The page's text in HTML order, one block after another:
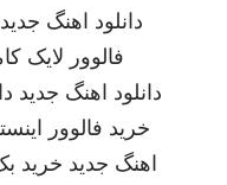
دانلود اهنگ جدید
فالوور لایک
دانلود اهنگ جدید
خرید فالوور
اهنگ جدید خرید